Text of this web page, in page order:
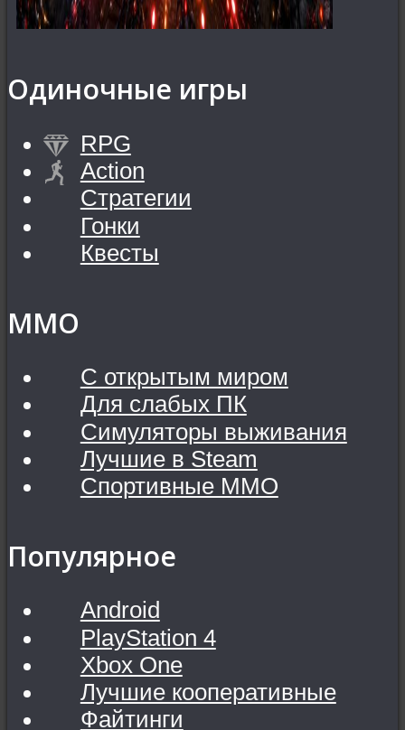
Одиночные игры
RPG
Action
Стратегии
Гонки
Квесты
MMO
С открытым миром
Для слабых ПК
Симуляторы выживания
Лучшие в Steam
Спортивные MMO
Популярное
Android
PlayStation 4
Xbox One
Лучшие кооперативные
Файтинги